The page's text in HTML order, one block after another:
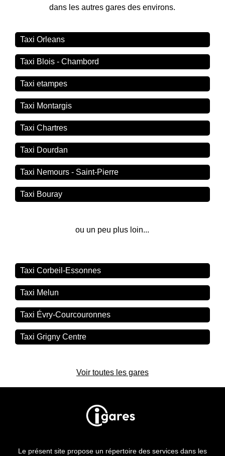
dans les autres gares des environs.
Taxi Orleans
Taxi Blois - Chambord
Taxi etampes
Taxi Montargis
Taxi Chartres
Taxi Dourdan
Taxi Nemours - Saint-Pierre
Taxi Bouray
ou un peu plus loin...
Taxi Corbeil-Essonnes
Taxi Melun
Taxi Évry-Courcouronnes
Taxi Grigny Centre
Voir toutes les gares
Le présent site propose un répertoire des services dans les